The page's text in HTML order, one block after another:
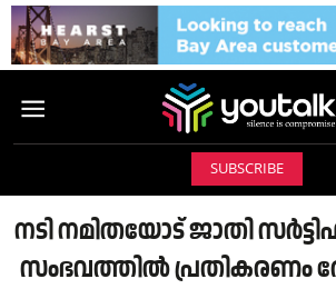
SUBSCRIBE
നടി നമിതയോട് ജാതി
സംഭവത്തില്‍ പ്രതികരണം